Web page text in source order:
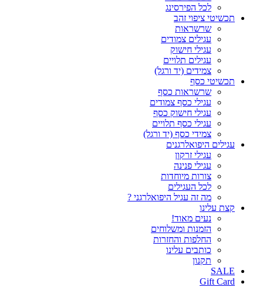
לכל הפירסינג
תכשיטי ציפוי זהב
שרשראות
עגילים צמודים
עגילי חישוק
עגילים תלויים
צמידים (יד ורגל)
תכשיטי כסף
שרשראות כסף
עגילי כסף צמודים
עגילי חישוק כסף
עגילי כסף תלויים
צמידי כסף (יד ורגל)
עגילים היפואלרגנים
עגילי זרקון
עגילי פנינה
צורות מיוחדות
לכל העגילים
מה זה עגיל היפואלרגני ?
קצת עלינו
נעים מאוד!
הזמנות ומשלוחים
החלפות והחזרות
כותבים עלינו
תקנון
SALE
Gift Card